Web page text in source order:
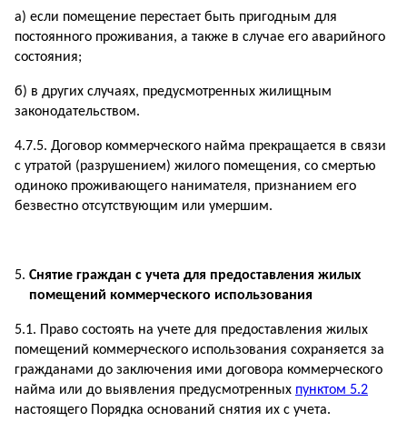
а) если помещение перестает быть пригодным для
постоянного проживания, а также в случае его аварийного
состояния;
б) в других случаях, предусмотренных жилищным
законодательством.
4.7.5. Договор коммерческого найма прекращается в связи
с утратой (разрушением) жилого помещения, со смертью
одиноко проживающего нанимателя, признанием его
безвестно отсутствующим или умершим.
Снятие граждан с учета для предоставления жилых
помещений коммерческого использования
5.1. Право состоять на учете для предоставления жилых
помещений коммерческого использования сохраняется за
гражданами до заключения ими договора коммерческого
найма или до выявления предусмотренных пунктом 5.2
настоящего Порядка оснований снятия их с учета.